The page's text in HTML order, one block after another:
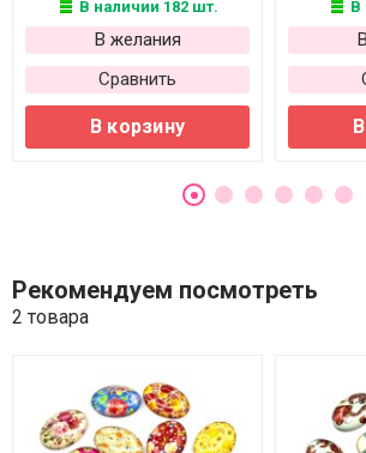
В наличии 182 шт.
В желания
Сравнить
В корзину
В
Рекомендуем посмотреть
2 товара